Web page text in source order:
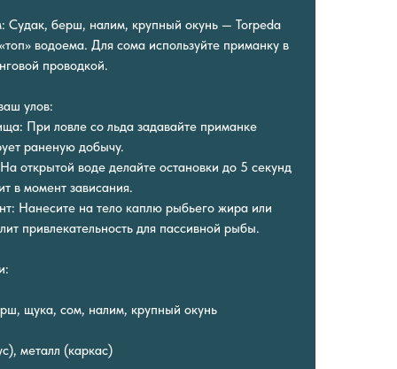
Судак, берш, налим, крупный окунь — Torpeda
водоема. Для сома используйте приманку в
проводкой.
улов:
При ловле со льда задавайте приманке
раненую добычу.
открытой воде делайте остановки до 5 секунд
в момент зависания.
Нанесите на тело каплю рыбьего жира или
привлекательность для пассивной рыбы.
щука, сом, налим, крупный окунь
металл (каркас)